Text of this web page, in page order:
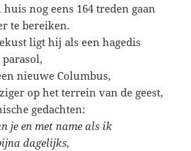
nog eens 164 treden gaan
te bereiken.
ligt hij als een hagedis
nieuwe Columbus,
op het terrein van de geest,
gedachten:
je en met name als ik
dagelijks,